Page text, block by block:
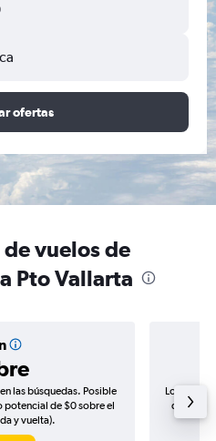
ofertas
vuelos de
Pto Vallarta
las búsquedas. Posible
potencial de $0 sobre el
y vuelta).
Los
de